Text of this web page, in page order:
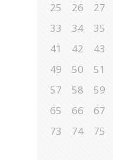
25
26 27
33
34 35
41
42 43
49
50 51
57
58 59
65
66 67
73
74 75